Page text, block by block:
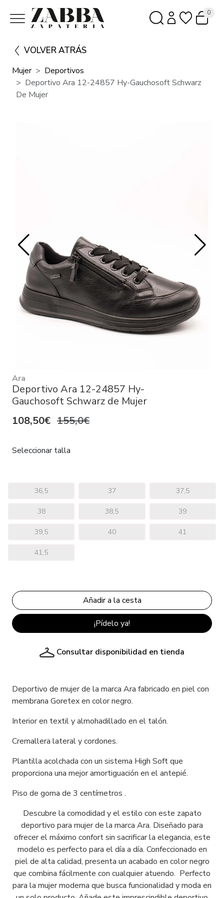
0
VOLVER ATRÁS
Mujer
Deportivos
Deportivo Ara 12-24857 Hy-Gauchosoft Schwarz
De Mujer
Ara
Deportivo Ara 12-24857 Hy-
Gauchosoft Schwarz de Mujer
108,50€ 155,0€
Seleccionar talla
36,5 37 37,5
38 38,5 39
39,5 40 41
41,5
¡Pídelo ya!
Consultar disponibilidad en tienda
Deportivo de mujer de la marca Ara fabricado en piel con
membrana Goretex en color negro.
Interior en textil y almohadillado en el talón.
Cremallera lateral y cordones.
Plantilla acolchada con un sistema High Soft que
proporciona una mejor amortiguación en el antepié.
Piso de goma de 3 centímetros .
Descubre la comodidad y el estilo con este zapato
deportivo para mujer de la marca Ara. Diseñado para
ofrecer el máximo confort sin sacrificar la elegancia, este
modelo es perfecto para el día a día. Confeccionado en
piel de alta calidad, presenta un acabado en color negro
que combina fácilmente con cualquier atuendo. Perfecto
para la mujer moderna que busca funcionalidad y moda en